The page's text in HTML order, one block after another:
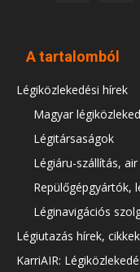
A tartalomból
Légiközlekedési hírek
Magyar
Légitársaságok
Légiáru-szállítás,
Repülőgépgyártók,
Léginavigációs
Légiutazás hírek,
KarriAIR: